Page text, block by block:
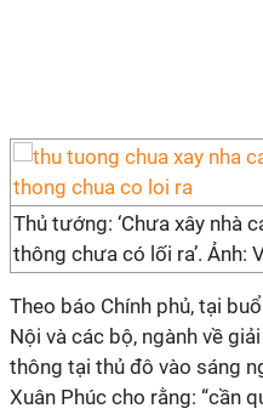
Thủ tướng: ‘Chưa xây nhà
thông chưa có lối ra’. Ảnh:
Theo báo Chính phủ, tại
Nội và các bộ, ngành về
thông tại thủ đô vào sáng
Xuân Phúc cho rằng: “cần